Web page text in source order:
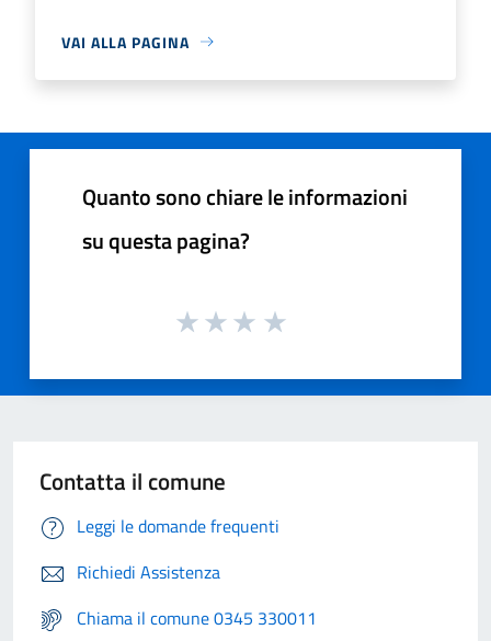
VAI ALLA PAGINA
Quanto sono chiare le informazioni
su questa pagina?
Contatta il comune
Leggi le domande frequenti
Richiedi Assistenza
Chiama il comune 0345 330011